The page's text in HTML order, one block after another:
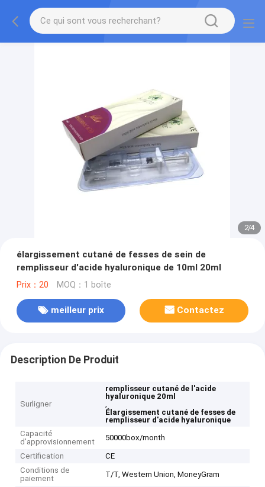
2/4
élargissement cutané de fesses de sein de
remplisseur d'acide hyaluronique de 10ml 20ml
Prix：20 MOQ：1 boîte
meilleur prix Contactez
Description De Produit
Surligner
remplisseur cutané de l'acide
hyaluronique 20ml
,
Élargissement cutané de fesses de
remplisseur d'acide hyaluronique
Capacité
d'approvisionnement
50000box/month
Certification
CE
Conditions de
paiement
T/T, Western Union, MoneyGram